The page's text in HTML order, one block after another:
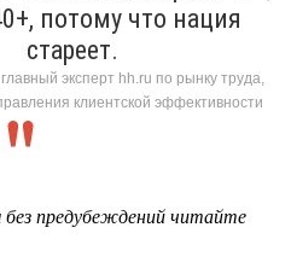
потому что нация
стареет.
эксперт hh.ru по рынку труда,
клиентской эффективности
без предубеждений читайте